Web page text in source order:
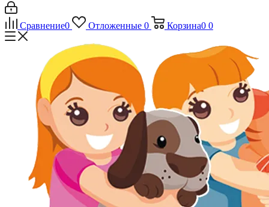
Сравнение0 Отложенные 0 Корзина0 0